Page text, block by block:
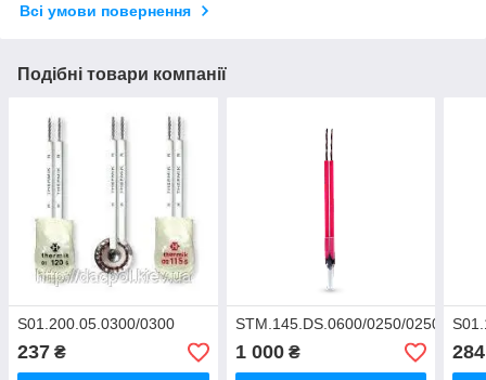
Всі умови повернення
Подібні товари компанії
S01.200.05.0300/0300
237 ₴
STM.145.DS.0600/0250/0250/0600
1 000₴ 284